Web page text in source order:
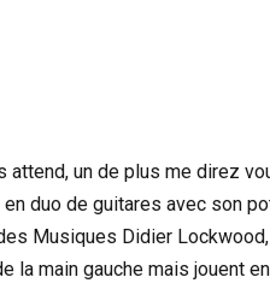
attend, un de plus me direz
duo de guitares avec son
Musiques Didier
la main gauche mais jouent